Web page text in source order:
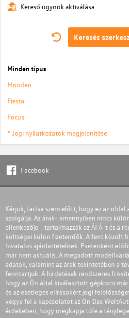
Kereső ügynök aktiválása
Keresés
Minden típus
Mondeo
Fiesta
Focus
* Jogi nyilatkozatok megjelenítése
Facebook
Kérjük, tartsa szem előtt, hogy ez az oldal
szolgálja. Az árak- amennyiben nincs
ellenkezője - tartalmazzák az ÁFÁ-t és a
költségei külön fizetendők. A fent közölt
hivatalos ajánlattételnek. Esetenként
már nem aktuális. A megadott
adatok, valamint az árak tekintetében a
fenntartjuk. A hirdetések rendszeres
hogy az Ön által kiválasztott gépkocsi
és az esetleges elírásokért jogi
vegye fel a kapcsolatot az Ön Das
érdekében, hogy megkapja tőle a